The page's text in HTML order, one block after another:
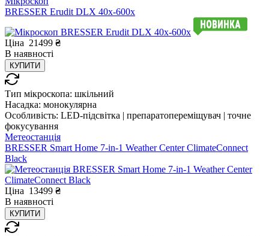
BRESSER Erudit DLX 40x-600x
Ціна 21499 ₴
В наявності
КУПИТИ
Тип мікроскопа: шкільний
Насадка: монокулярна
Особливість: LED-підсвітка | препаратопереміщувач | точне
фокусування
Метеостанція
BRESSER Smart Home 7-in-1 Weather Center ClimateConnect
Black
Ціна 13499 ₴
В наявності
КУПИТИ